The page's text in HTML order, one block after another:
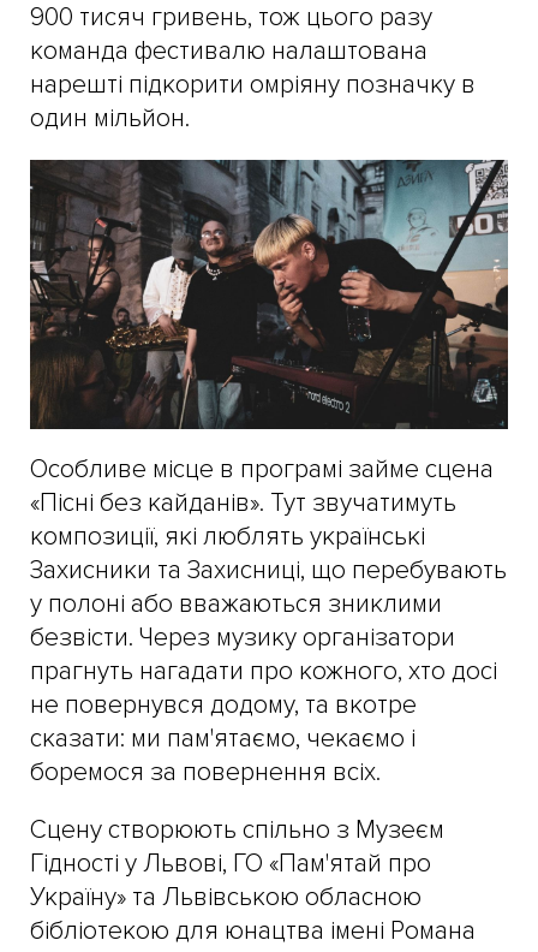
900 тисяч гривень, тож цього разу
команда фестивалю налаштована
нарешті підкорити омріяну позначку в
один мільйон.
Особливе місце в програмі займе сцена
«Пісні без кайданів». Тут звучатимуть
композиції, які люблять українські
Захисники та Захисниці, що перебувають
у полоні або вважаються зниклими
безвісти. Через музику організатори
прагнуть нагадати про кожного, хто досі
не повернувся додому, та вкотре
сказати: ми пам'ятаємо, чекаємо і
боремося за повернення всіх.
Сцену створюють спільно з Музеєм
Гідності у Львові, ГО «Пам'ятай про
Україну» та Львівською обласною
бібліотекою для юнацтва імені Романа